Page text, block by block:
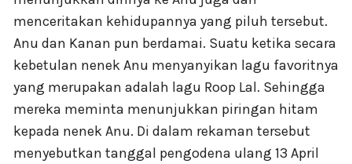
menceritakan kehidupannya yang piluh tersebut.
Anu dan Kanan pun berdamai. Suatu ketika secara
kebetulan nenek Anu menyanyikan lagu favoritnya
yang merupakan adalah lagu Roop Lal. Sehingga
mereka meminta menunjukkan piringan hitam
kepada nenek Anu. Di dalam rekaman tersebut
menyebutkan tanggal pengodena ulang 13 April